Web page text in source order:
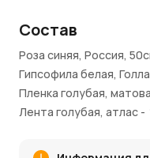
уносит в мир
глубоким смыслом.
Особенности
19 синих роз —
Гипсофила— нежно
Пленка—
Состав
Роза синяя, Россия,
Гипсофила белая,
Пленка голубая,
Лента голубая, атлас -